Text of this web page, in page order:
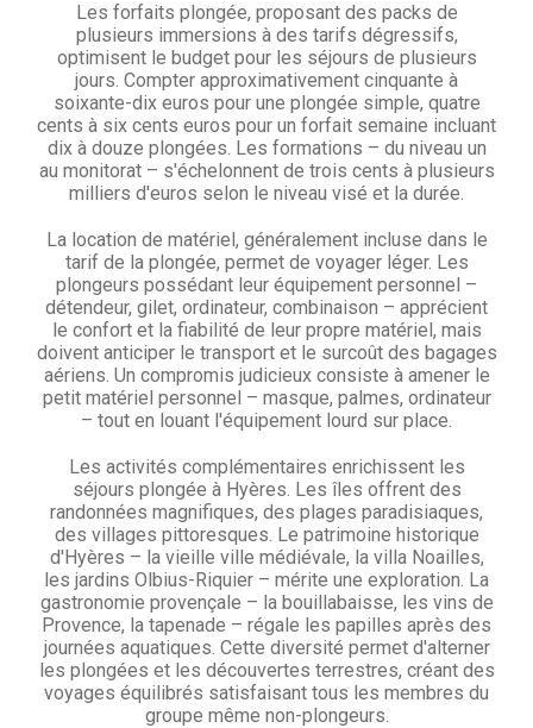
Les forfaits plongée, proposant des packs de
plusieurs immersions à des tarifs dégressifs,
optimisent le budget pour les séjours de plusieurs
jours. Compter approximativement cinquante à
soixante-dix euros pour une plongée simple, quatre
cents à six cents euros pour un forfait semaine incluant
dix à douze plongées. Les formations – du niveau un
au monitorat – s'échelonnent de trois cents à plusieurs
milliers d'euros selon le niveau visé et la durée.
La location de matériel, généralement incluse dans le
tarif de la plongée, permet de voyager léger. Les
plongeurs possédant leur équipement personnel –
détendeur, gilet, ordinateur, combinaison – apprécient
le confort et la fiabilité de leur propre matériel, mais
doivent anticiper le transport et le surcoût des bagages
aériens. Un compromis judicieux consiste à amener le
petit matériel personnel – masque, palmes, ordinateur
– tout en louant l'équipement lourd sur place.
Les activités complémentaires enrichissent les
séjours plongée à Hyères. Les îles offrent des
randonnées magnifiques, des plages paradisiaques,
des villages pittoresques. Le patrimoine historique
d'Hyères – la vieille ville médiévale, la villa Noailles,
les jardins Olbius-Riquier – mérite une exploration. La
gastronomie provençale – la bouillabaisse, les vins de
Provence, la tapenade – régale les papilles après des
journées aquatiques. Cette diversité permet d'alterner
les plongées et les découvertes terrestres, créant des
voyages équilibrés satisfaisant tous les membres du
groupe même non-plongeurs.